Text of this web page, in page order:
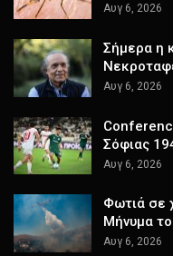
Αυγ 6, 2026
Σήμερα η
Αυγ 6, 2026
Σόφιας
Αυγ 6, 2026
Φωτιά σε
Μήνυμα
Αυγ 6, 2026